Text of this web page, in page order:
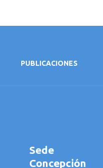
PUBLICACIONES
Sede
Concepción